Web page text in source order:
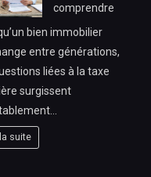
comprendre
bien immobilier
entre générations,
liées à la taxe
surgissent
suite